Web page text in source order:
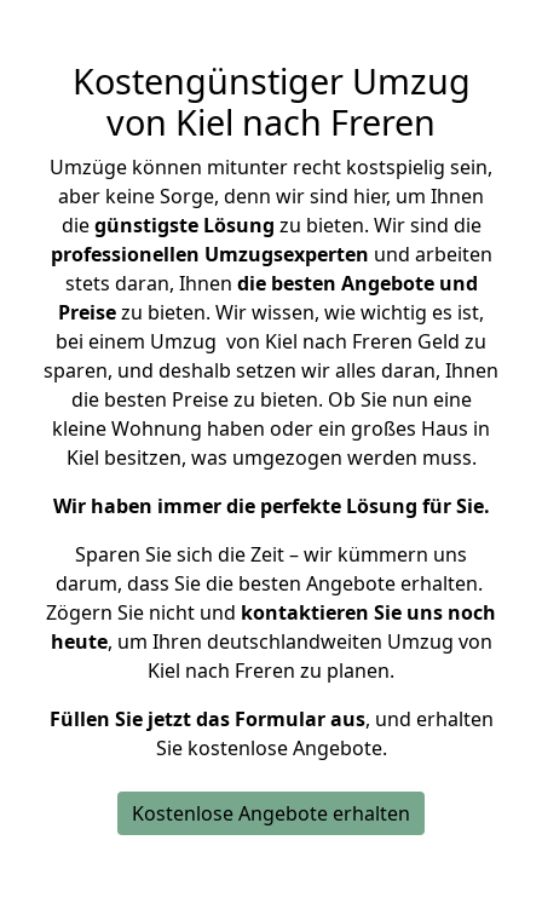
Kostengünstiger Umzug
von Kiel nach Freren
Umzüge können mitunter recht kostspielig sein,
aber keine Sorge, denn wir sind hier, um Ihnen
diegünstigste Lösung zu bieten. Wir sind die
professionellen Umzugsexperten und arbeiten
stets daran, Ihnen die besten Angebote und
Preisezu bieten. Wir wissen, wie wichtig es ist,
bei einem Umzug von Kiel nach Freren Geld zu
sparen, und deshalb setzen wir alles daran, Ihnen
die besten Preise zu bieten. Ob Sie nun eine
kleine Wohnung haben oder ein großes Haus in
Kiel besitzen, was umgezogen werden muss.
Wir haben immer die perfekte Lösung für Sie.
Sparen Sie sich die Zeit – wir kümmern uns
darum, dass Sie die besten Angebote erhalten.
Zögern Sie nicht und kontaktieren Sie uns noch
heute, um Ihren deutschlandweiten Umzug von
Kiel nach Freren zu planen.
Füllen Sie jetzt das Formular aus, und erhalten
Sie kostenlose Angebote.
Kostenlose Angebote erhalten